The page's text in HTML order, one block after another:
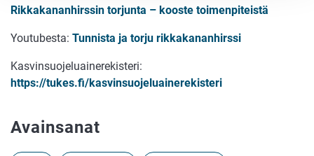
Rikkakananhirssin torjunta – kooste toimenpiteistä
Youtubesta: Tunnista ja torju rikkakananhirssi
Kasvinsuojeluainerekisteri:
https://tukes.fi/kasvinsuojeluainerekisteri
Avainsanat